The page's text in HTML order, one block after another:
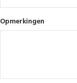
Opmerkingen